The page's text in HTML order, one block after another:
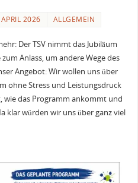
2026 ALLGEMEIN
Der TSV nimmt das Jubiläum
Anlass, um andere Wege des
Angebot: Wir wollen uns über
ohne Stress und Leistungsdruck
wie das Programm ankommt und
klar würden wir uns über ganz viel